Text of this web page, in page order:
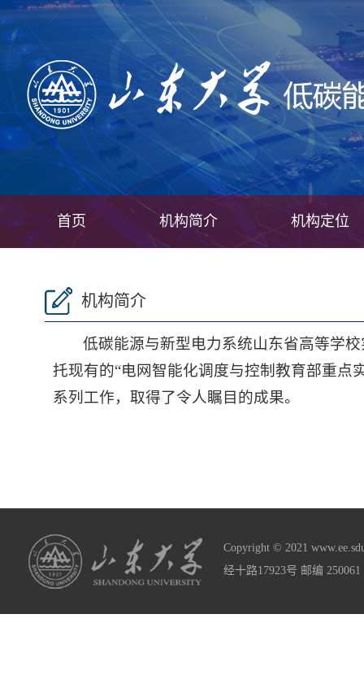
首页 机构简介 机构定位
机构简介
低碳能源与新型电力系统山东省高等学
托现有的“电网智能化调度与控制教育部重点
系列工作，取得了令人瞩目的成果。
Copyright © 2021
经十路17923号 邮编